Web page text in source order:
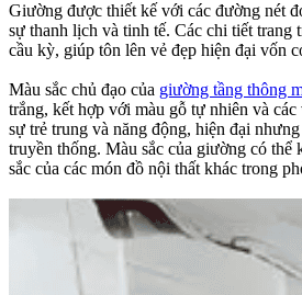
Giường được thiết kế với các đường nét
sự thanh lịch và tinh tế. Các chi tiết trang
cầu kỳ, giúp tôn lên vẻ đẹp hiện đại vốn
Màu sắc chủ đạo của giường tầng thông
trắng, kết hợp với màu gỗ tự nhiên và các
sự trẻ trung và năng động, hiện đại
truyền thống. Màu sắc của giường có thể
sắc của các món đồ nội thất khác trong